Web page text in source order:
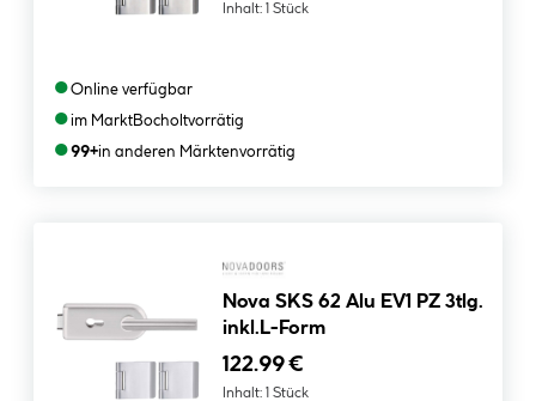
Inhalt: 1 Stück
●Online verfügbar
●im MarktBocholtvorrätig
●99+in anderen Märktenvorrätig
Nova SKS 62 Alu EV1 PZ 3tlg.
inkl.L-Form
122.99 €
Inhalt: 1 Stück